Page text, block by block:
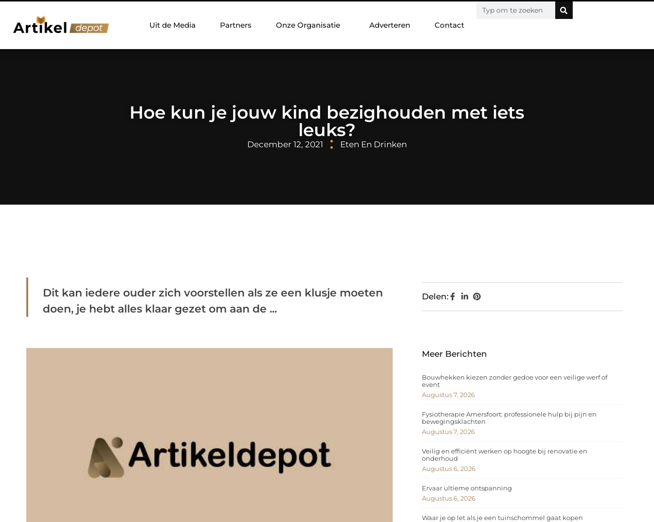
Uit de Media Partners Onze Organisatie Adverteren Contact
Hoe kun je jouw kind bezighouden met iets
leuks?
December 12, 2021 Eten En Drinken
Dit kan iedere ouder zich voorstellen als ze een klusje moeten
doen, je hebt alles klaar gezet om aan de ...
Delen:
Meer Berichten
Bouwhekken kiezen zonder gedoe voor een veilige werf of
event
Augustus 7, 2026
Fysiotherapie Amersfoort: professionele hulp bij pijn en
bewegingsklachten
Augustus 7, 2026
Veilig en efficiënt werken op hoogte bij renovatie en
onderhoud
Augustus 6, 2026
Ervaar ultieme ontspanning
Augustus 6, 2026
Waar je op let als je een tuinschommel gaat kopen